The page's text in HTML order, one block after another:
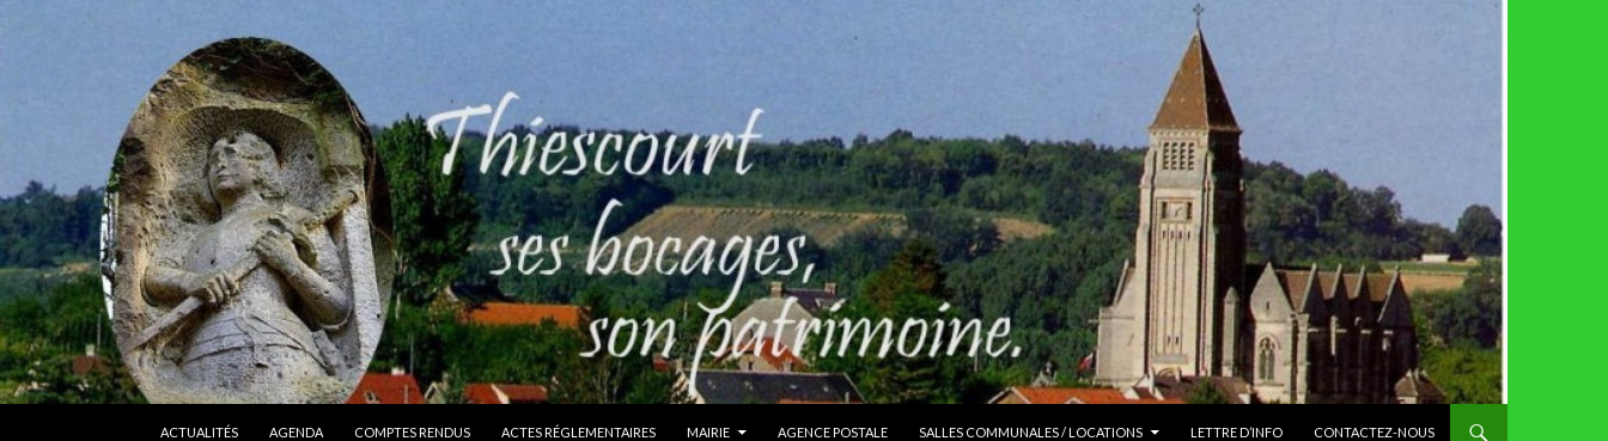
ACTUALITÉS
AGENDA COMPTES RENDUS ACTES RÉGLEMENTAIRES MAIRIE AGENCE POSTALE SALLES COMMUNALES / LOCATIONS LETTRE D’INFO CONTACTEZ-NOUS